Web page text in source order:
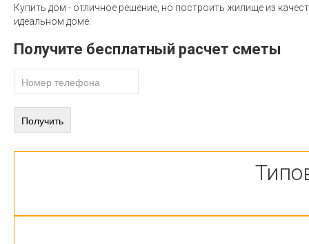
Купить дом - отличное решение, но построить жилище из
идеальном доме.
Получите бесплатный расчет сметы